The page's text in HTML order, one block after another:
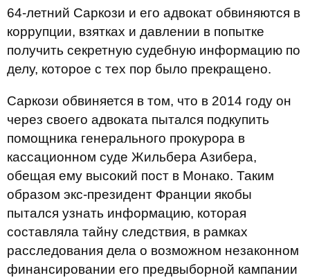
64-летний Саркози и его адвокат обвиняются в
коррупции, взятках и давлении в попытке
получить секретную судебную информацию по
делу, которое с тех пор было прекращено.
Саркози обвиняется в том, что в 2014 году он
через своего адвоката пытался подкупить
помощника генерального прокурора в
кассационном суде Жильбера Азибера,
обещая ему высокий пост в Монако. Таким
образом экс-президент Франции якобы
пытался узнать информацию, которая
составляла тайну следствия, в рамках
расследования дела о возможном незаконном
финансировании его предвыборной кампании